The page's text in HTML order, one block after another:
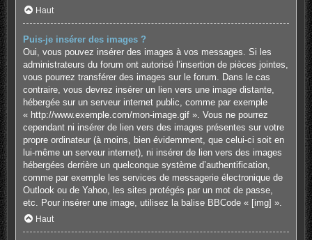
Haut
Puis-je insérer des images ?
Oui, vous pouvez insérer des images à vos messages. Si les
administrateurs du forum ont autorisé l’insertion de pièces jointes,
vous pourrez transférer des images sur le forum. Dans le cas
contraire, vous devrez insérer un lien vers une image distante,
hébergée sur un serveur internet public, comme par exemple
« http://www.exemple.com/mon-image.gif ». Vous ne pourrez
cependant ni insérer de lien vers des images présentes sur votre
propre ordinateur (à moins, bien évidemment, que celui-ci soit en
lui-même un serveur internet), ni insérer de lien vers des images
hébergées derrière un quelconque système d’authentification,
comme par exemple les services de messagerie électronique de
Outlook ou de Yahoo, les sites protégés par un mot de passe,
etc. Pour insérer une image, utilisez la balise BBCode « [img] ».
Haut